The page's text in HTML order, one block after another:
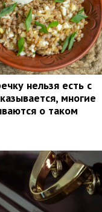
нельзя есть с
многие
о таком